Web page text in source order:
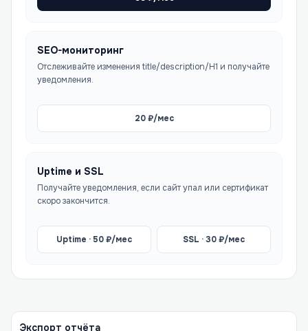
SEO-мониторинг
Отслеживайте изменения title/description/H1 и получайте
уведомления.
20₽/мес
Uptime и SSL
Получайте уведомления, если сайт упал или сертификат
скоро закончится.
Uptime ·50₽/мес SSL ·30₽/мес
Экспорт отчёта